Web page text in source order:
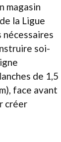
magasin
la Ligue
nécessaires
soi-
de 1,5
face avant
créer